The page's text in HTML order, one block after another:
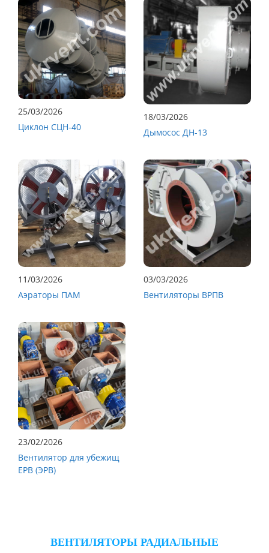
25/03/2026
Циклон СЦН-40
18/03/2026
Дымосос ДН-13
11/03/2026
Аэраторы ПАМ
03/03/2026
Вентиляторы ВРПВ
23/02/2026
Вентилятор для убежищ
ЕРВ (ЭРВ)
ВЕНТИЛЯТОРЫ РАДИАЛЬНЫЕ